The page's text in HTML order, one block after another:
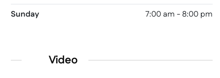
Sunday
7:00 am - 8:00 pm
Video